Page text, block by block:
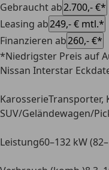
Gebraucht ab2.700,- €*
Leasing ab249,- € mtl.*
Finanzieren ab260,- €*
*Niedrigster Preis auf
Nissan Interstar
KarosserieTransporter,
SUV/Geländewagen/
Leistung60–132 kW